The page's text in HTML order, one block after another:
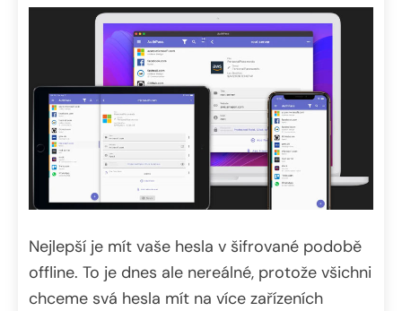
Nejlepší je mít vaše hesla v šifrované podobě
offline. To je dnes ale nereálné, protože všichni
chceme svá hesla mít na více zařízeních